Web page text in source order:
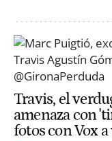
Travis, el
amenaza con
fotos con Vox